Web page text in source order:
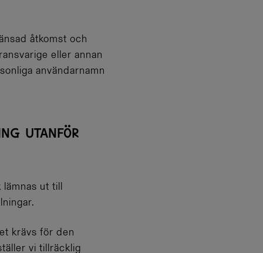
åtkomst och
eller annan
användarnamn
UTANFÖR
ut till
krävs för den
vi tillräcklig